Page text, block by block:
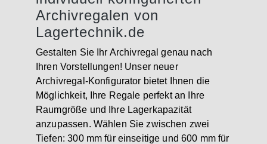
Archivregalen von
Lagertechnik.de
Gestalten Sie Ihr Archivregal genau nach
Ihren Vorstellungen! Unser neuer
Archivregal-Konfigurator bietet Ihnen die
Möglichkeit, Ihre Regale perfekt an Ihre
Raumgröße und Ihre Lagerkapazität
anzupassen. Wählen Sie zwischen zwei
Tiefen: 300 mm für einseitige und 600 mm für